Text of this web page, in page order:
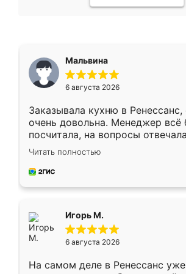
Мальвина
6 августа 2026
Заказывала кухню в Ренессанс,
очень довольна. Менеджер всё
посчитала, на вопросы
Замерщик приехал в субботу,
делу со всей
за день, ребята работали
Читать полностью
Игорь М.
6 августа 2026
На самом деле в Ренессанс